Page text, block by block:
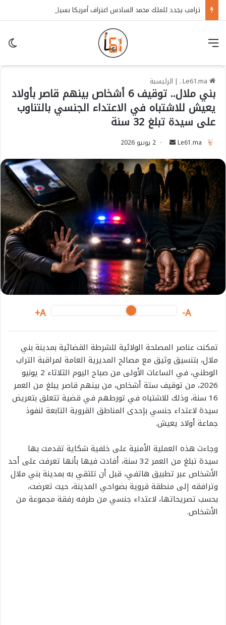
| الرئيسية
بني ملال.. توقيف 6 أشخاص بينهم قاصر بأولاد
يعيش للاشتباه في الاعتداء الجنسي بالتناوب
على سيدة تبلغ 32 سنة
Le61.ma
n
d
a
n
e
m
a
i
l
2 يونيو 2026
A-
A+
تمكنت عناصر المصلحة الولائية للشرطة القضائية بمدينة بني
ملال، بتنسيق وثيق مع مصالح المديرية العامة لمراقبة التراب
الوطني، في الساعات الأولى من صباح اليوم الثلاثاء 2 يونيو
2026، من توقيف ستة أشخاص، من بينهم قاصر يبلغ من العمر
16 سنة، وذلك للاشتباه في تورطهم في قضية تتعلق بتعريض
سيدة لاعتداء جنسي بإحدى المناطق القروية التابعة لنفوذ
جماعة أولاد يعيش.
وجاءت هذه العملية الأمنية على خلفية شكاية تقدمت بها
سيدة تبلغ من العمر 32 سنة، أفادت فيها بأنها تعرفت على أحد
الأشخاص عبر تطبيق هاتفي، قبل أن تلتقي به بمدينة بني ملال
وترافقه إلى منطقة قروية بضواحي المدينة، حيث تعرضت،
بحسب تصريحاتها، لاعتداء جنسي من طرفه رفقة مجموعة من
الأشخاص.